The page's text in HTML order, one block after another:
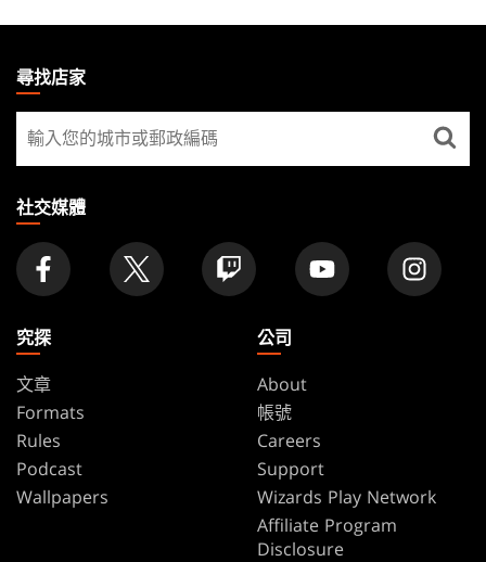
THE
GATHERING
FOOTER
尋找店家
尋
找
家
社交媒體
究探
文章
Formats
Rules
Podcast
Wallpapers
公司
About
帳號
Careers
Support
Wizards Play Network
Affiliate Program
Disclosure